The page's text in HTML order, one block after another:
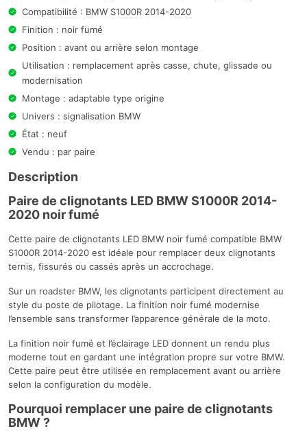
Compatibilité : BMW S1000R 2014-2020
Finition : noir fumé
Position : avant ou arrière selon montage
Utilisation : remplacement après casse, chute, glissade ou
modernisation
Montage : adaptable type origine
Univers : signalisation BMW
État : neuf
Vendu : par paire
Description
Paire de clignotants LED BMW S1000R 2014-
2020 noir fumé
Cette paire de clignotants LED BMW noir fumé compatible BMW
S1000R 2014-2020 est idéale pour remplacer deux clignotants
ternis, fissurés ou cassés après un accrochage.
Sur un roadster BMW, les clignotants participent directement au
style du poste de pilotage. La finition noir fumé modernise
l’ensemble sans transformer l’apparence générale de la moto.
La finition noir fumé et l’éclairage LED donnent un rendu plus
moderne tout en gardant une intégration propre sur votre BMW.
Cette paire peut être utilisée en remplacement avant ou arrière
selon la configuration du modèle.
Pourquoi remplacer une paire de clignotants
BMW ?